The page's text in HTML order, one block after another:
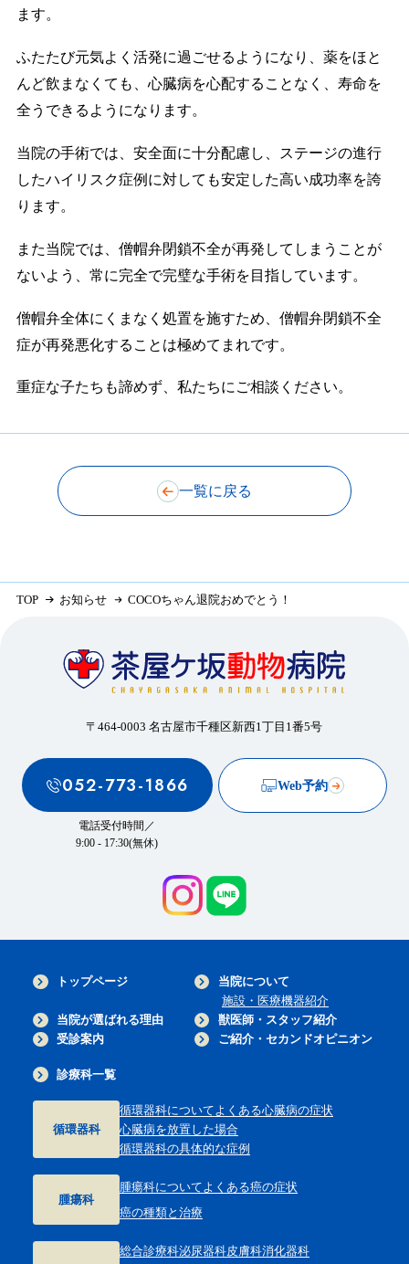
ます。
ふたたび元気よく活発に過ごせるようになり、薬をほと
んど飲まなくても、心臓病を心配することなく、寿命を
全うできるようになります。
当院の手術では、安全面に十分配慮し、ステージの進行
したハイリスク症例に対しても安定した高い成功率を誇
ります。
また当院では、僧帽弁閉鎖不全が再発してしまうことが
ないよう、常に完全で完璧な手術を目指しています。
僧帽弁全体にくまなく処置を施すため、僧帽弁閉鎖不全
症が再発悪化することは極めてまれです。
重症な子たちも諦めず、私たちにご相談ください。
一覧に戻る
TOP お知らせ COCOちゃん退院おめでとう！
〒464-0003 名古屋市千種区新西1丁目1番5号
052-773-1866
電話受付時間／
9:00 - 17:30(無休)
Web予約
トップページ
当院について
施設・医療機器紹介
当院が選ばれる理由
獣医師・スタッフ紹介
受診案内
ご紹介・セカンドオピニオン
診療科一覧
循環器科
循環器科についてよくある心臓病の症状
心臓病を放置した場合
循環器科の具体的な症例
腫瘍科
腫瘍科についてよくある癌の症状
癌の種類と治療
総合診療科泌尿器科皮膚科消化器科